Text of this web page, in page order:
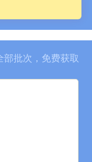
批次，免费获取